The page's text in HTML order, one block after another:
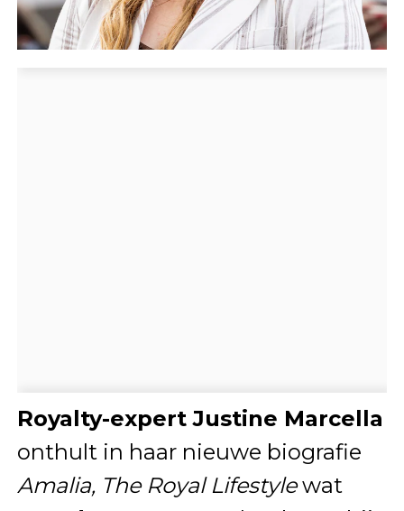
Royalty-expert Justine Marcella
onthult in haar nieuwe biografie
Amalia, The Royal Lifestylewat